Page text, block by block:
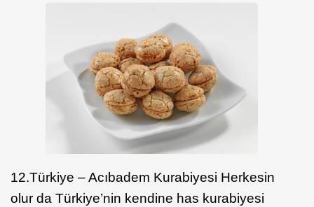
12.Türkiye – Acıbadem Kurabiyesi Herkesin
olur da Türkiye’nin kendine has kurabiyesi